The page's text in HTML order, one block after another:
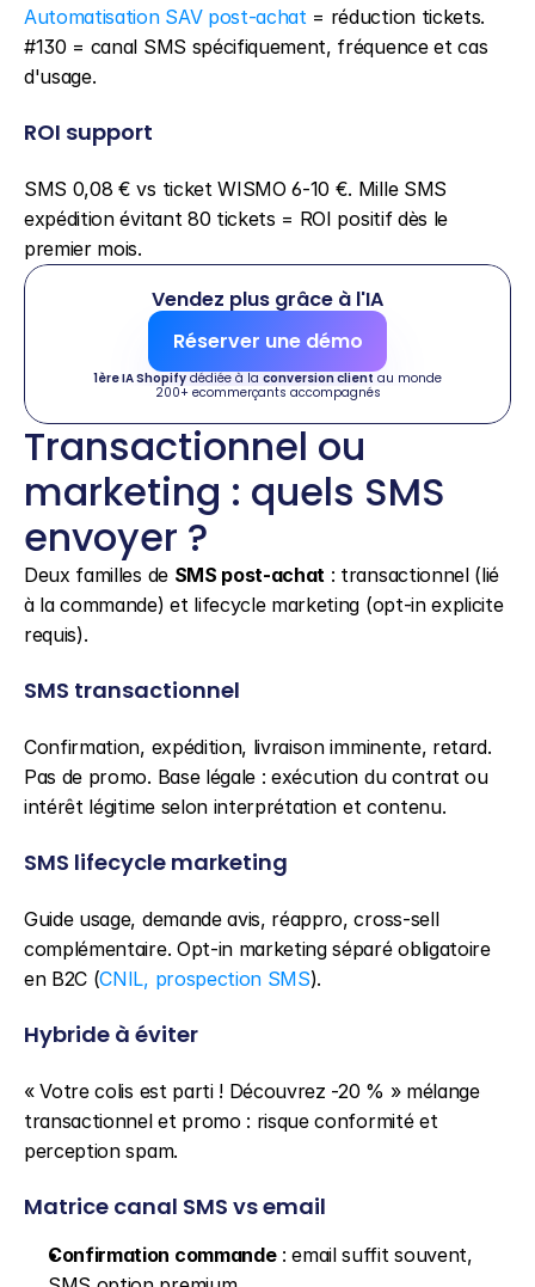
Automatisation SAV post-achat = réduction tickets.
#130 = canal SMS spécifiquement, fréquence et cas
d'usage.
ROI support
SMS 0,08 € vs ticket WISMO 6-10 €. Mille SMS
expédition évitant 80 tickets = ROI positif dès le
premier mois.
Vendez plus grâce à l'IA
Réserver une démo
1ère IA Shopify dédiée à la conversion client au monde
200+ ecommerçants accompagnés
Transactionnel ou
marketing : quels SMS
envoyer ?
Deux familles de SMS post-achat : transactionnel (lié
à la commande) et lifecycle marketing (opt-in explicite
requis).
SMS transactionnel
Confirmation, expédition, livraison imminente, retard.
Pas de promo. Base légale : exécution du contrat ou
intérêt légitime selon interprétation et contenu.
SMS lifecycle marketing
Guide usage, demande avis, réappro, cross-sell
complémentaire. Opt-in marketing séparé obligatoire
en B2C (CNIL, prospection SMS).
Hybride à éviter
« Votre colis est parti ! Découvrez -20 % » mélange
transactionnel et promo : risque conformité et
perception spam.
Matrice canal SMS vs email
Confirmation commande : email suffit souvent,